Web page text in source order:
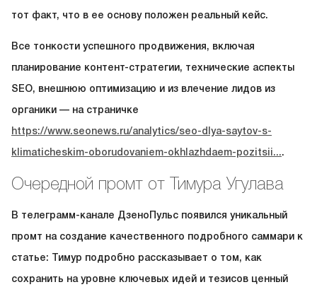
тот факт, что в ее основу положен реальный кейс.
Все тонкости успешного продвижения, включая
планирование контент-стратегии, технические аспекты
SEO, внешнюю оптимизацию и из влечение лидов из
органики — на страничке
https://www.seonews.ru/analytics/seo-dlya-saytov-s-
klimaticheskim-oborudovaniem-okhlazhdaem-pozitsii....
Очередной промт от Тимура Угулава
В телеграмм-канале ДзеноПульс появился уникальный
промт на создание качественного подробного саммари к
статье: Тимур подробно рассказывает о том, как
сохранить на уровне ключевых идей и тезисов ценный